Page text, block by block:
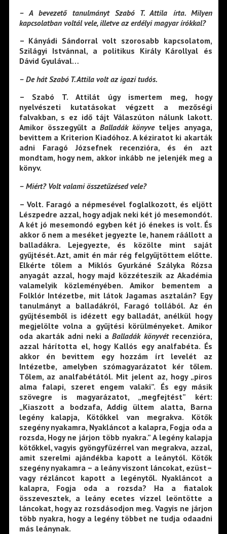
– A bevezető tanulmányt Szabó T. Attila írta. Milyen
kapcsolatban voltál vele, illetve az erdélyi magyar írókkal?
– Kányádi Sándorral volt szorosabb kapcsolatom,
Szilágyi Istvánnal, a politikus Király Károllyal és
Dávid Gyulával…
– De hát Szabó T. Attila volt az igazi tudós.
– Szabó T. Attilát úgy ismertem meg, hogy
nyelvészeti kutatásokat végzett a mezőségi
falvakban, s ez idő tájt Válaszúton nálunk lakott.
Amikor összegyűlt a Balladák könyve teljes anyaga,
bevittem a Kriterion Kiadóhoz. A kéziratot ki akarták
adni Faragó Józsefnek recenzióra, és én azt
mondtam, hogy nem, akkor inkább ne jelenjék meg a
könyv.
– Miért? Volt valami összetűzésed vele?
– Volt. Faragó a népmesével foglalkozott, és eljött
Lészpedre azzal, hogy adjak neki két jó mesemondót.
A két jó mesemondó egyben két jó énekes is volt. És
akkor ő nem a meséket jegyezte le, hanem ráállott a
balladákra. Lejegyezte, és közölte mint saját
gyűjtését. Azt, amit én már rég felgyűjtöttem előtte.
Elkérte tőlem a Miklós Gyurkáné Szályka Rózsa
anyagát azzal, hogy majd közzéteszik az Akadémia
valamelyik közleményében. Amikor bementem a
Folklór Intézetbe, mit látok Jagamas asztalán? Egy
tanulmányt a balladákról, Faragó tollából. Az én
gyűjtésemből is idézett egy balladát, anélkül hogy
megjelölte volna a gyűjtési körülményeket. Amikor
oda akarták adni neki aBalladák könyvét recenzióra,
azzal hárította el, hogy Kallós egy analfabéta. És
akkor én bevittem egy hozzám írt levelét az
Intézetbe, amelyben szómagyarázatot kér tőlem.
Tőlem, az analfabétától. Mit jelent az, hogy „piros
alma falapi, szeret engem valaki”. És egy másik
szövegre is magyarázatot, „megfejtést” kért:
„Kiaszott a bodzafa, Addig ültem alatta, Barna
legény kalapja, Kötőkkel van megrakva. Kötők
szegény nyakamra, Nyakláncot a kalapra, Fogja oda a
rozsda, Hogy ne járjon több nyakra.” A legény kalapja
kötőkkel, vagyis gyöngyfüzérrel van megrakva, azzal,
amit szerelmi ajándékba kapott a leánytól. Kötők
szegény nyakamra – a leány viszont láncokat, ezüst–
vagy rézláncot kapott a legénytől. Nyakláncot a
kalapra, Fogja oda a rozsda? Ha a fiatalok
összevesztek, a leány ecetes vízzel leöntötte a
láncokat, hogy az rozsdásodjon meg. Vagyis ne járjon
több nyakra, hogy a legény többet ne tudja odaadni
más leánynak.